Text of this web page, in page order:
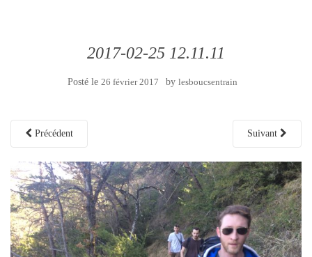
2017-02-25 12.11.11
Posté le 26 février 2017 by lesboucsentrain
Précédent Suivant